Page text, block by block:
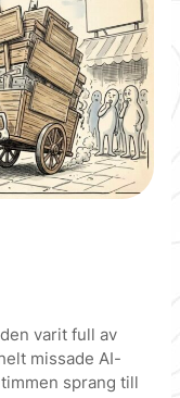
varit full av
missade AI-
sprang till